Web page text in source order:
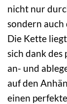
nicht nur
sondern
Die Kette
sich dank des
an- und
auf den
einen